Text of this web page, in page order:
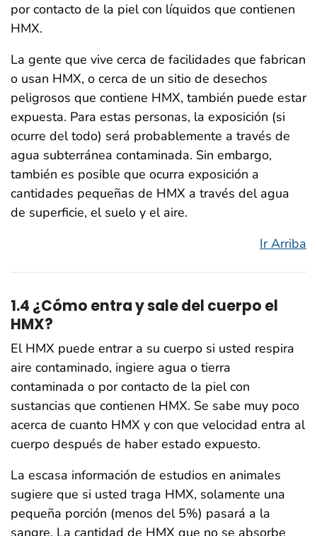
por contacto de la piel con líquidos que contienen
HMX.
La gente que vive cerca de facilidades que fabrican
o usan HMX, o cerca de un sitio de desechos
peligrosos que contiene HMX, también puede estar
expuesta. Para estas personas, la exposición (si
ocurre del todo) será probablemente a través de
agua subterránea contaminada. Sin embargo,
también es posible que ocurra exposición a
cantidades pequeñas de HMX a través del agua
de superficie, el suelo y el aire.
Ir Arriba
1.4 ¿Cómo entra y sale del cuerpo el
HMX?
El HMX puede entrar a su cuerpo si usted respira
aire contaminado, ingiere agua o tierra
contaminada o por contacto de la piel con
sustancias que contienen HMX. Se sabe muy poco
acerca de cuanto HMX y con que velocidad entra al
cuerpo después de haber estado expuesto.
La escasa información de estudios en animales
sugiere que si usted traga HMX, solamente una
pequeña porción (menos del 5%) pasará a la